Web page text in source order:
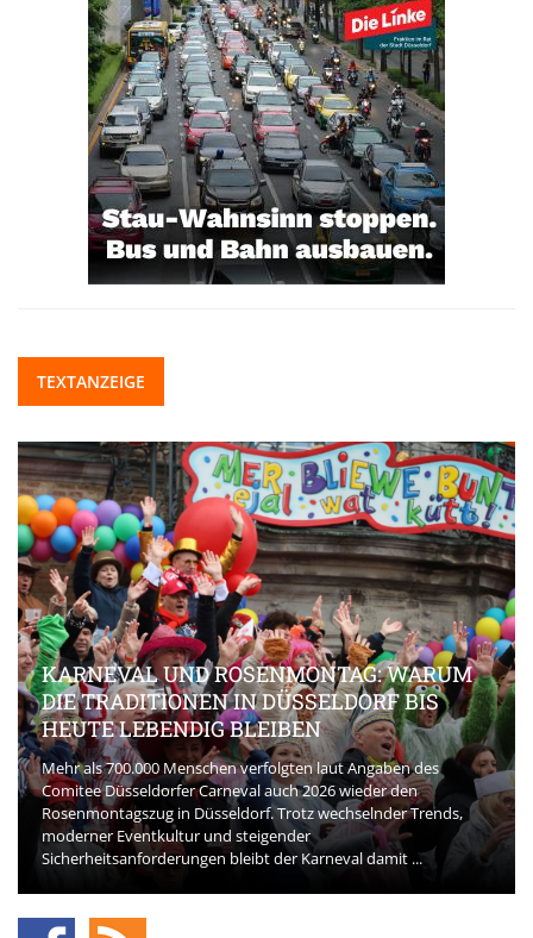
TEXTANZEIGE
KARNEVAL UND ROSENMONTAG: WARUM
DIE TRADITIONEN IN DÜSSELDORF BIS
HEUTE LEBENDIG BLEIBEN
Mehr als 700.000 Menschen verfolgten laut Angaben des
Comitee Düsseldorfer Carneval auch 2026 wieder den
Rosenmontagszug in Düsseldorf. Trotz wechselnder Trends,
moderner Eventkultur und steigender
Sicherheitsanforderungen bleibt der Karneval damit ...